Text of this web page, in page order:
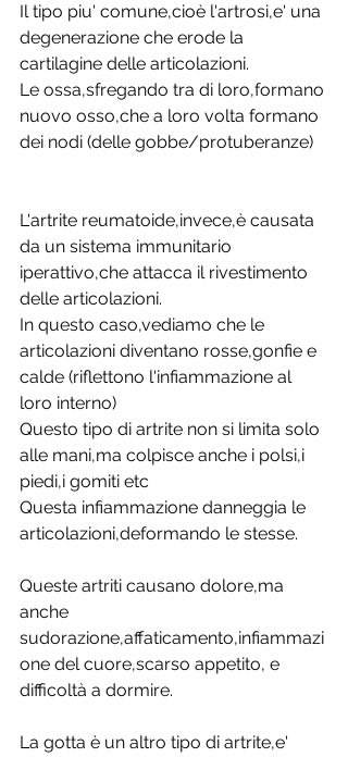
Il tipo piu' comune,cioè l'artrosi,e' una
degenerazione che erode la
cartilagine delle articolazioni.
Le ossa,sfregando tra di loro,formano
nuovo osso,che a loro volta formano
dei nodi (delle gobbe/protuberanze)
L'artrite reumatoide,invece,è causata
da un sistema immunitario
iperattivo,che attacca il rivestimento
delle articolazioni.
In questo caso,vediamo che le
articolazioni diventano rosse,gonfie e
calde (riflettono l'infiammazione al
loro interno)
Questo tipo di artrite non si limita solo
alle mani,ma colpisce anche i polsi,i
piedi,i gomiti etc
Questa infiammazione danneggia le
articolazioni,deformando le stesse.
Queste artriti causano dolore,ma
anche
sudorazione,affaticamento,infiammazi
one del cuore,scarso appetito, e
difficoltà a dormire.
La gotta è un altro tipo di artrite,e'